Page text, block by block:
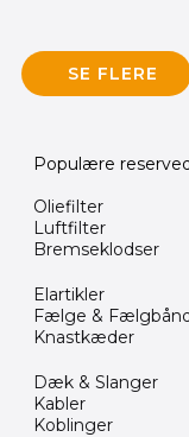
SE FLERE
Populære
Oliefilter
Luftfilter
Bremseklodser
Elartikler
Fælge &
Knastkæder
Dæk & Slanger
Kabler
Koblinger